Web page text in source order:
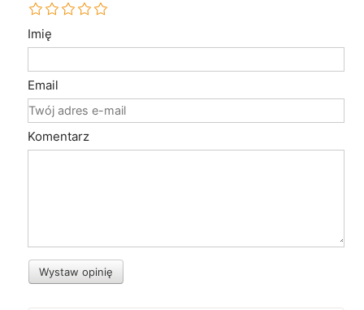
Imię
Email
Komentarz
Wystaw opinię